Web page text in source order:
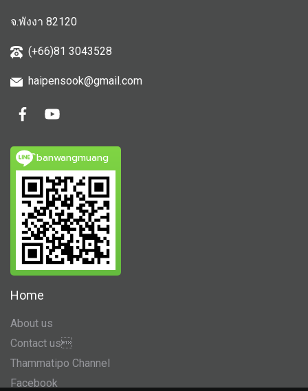
จ.พังงา 82120
(+66)81 3043528
haipensook@gmail.com
ิbanwangmuang
Home
About us
Contact us
Thammatipo Channel
Facebook